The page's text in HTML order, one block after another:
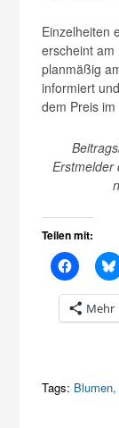
Einzelheiten
erscheint
planmäßig
informiert
dem Preis
Erstmelder
Teilen mit:
Mehr
Tags: Blumen,